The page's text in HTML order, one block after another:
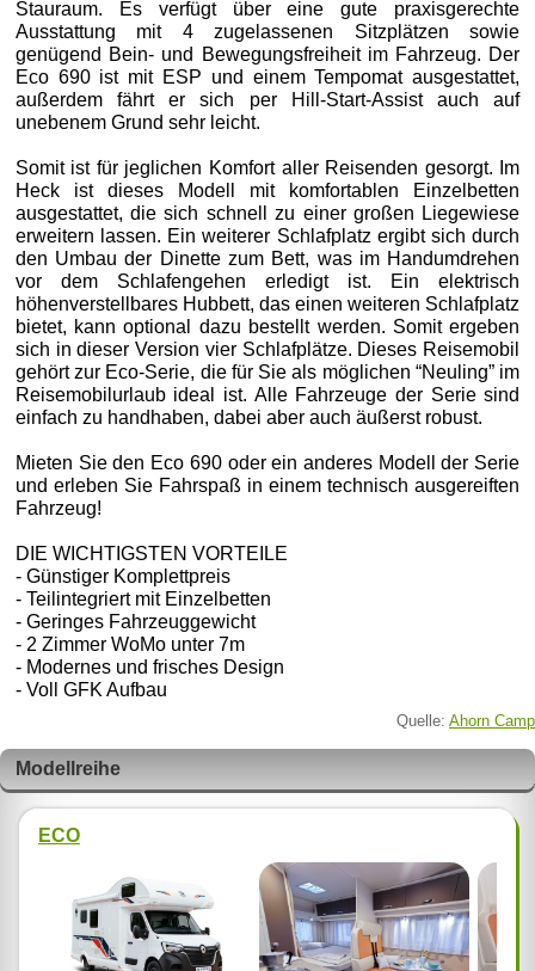
Stauraum. Es verfügt über eine gute praxisgerechte
Ausstattung mit 4 zugelassenen Sitzplätzen sowie
genügend Bein- und Bewegungsfreiheit im Fahrzeug. Der
Eco 690 ist mit ESP und einem Tempomat ausgestattet,
außerdem fährt er sich per Hill-Start-Assist auch auf
unebenem Grund sehr leicht.
Somit ist für jeglichen Komfort aller Reisenden gesorgt. Im
Heck ist dieses Modell mit komfortablen Einzelbetten
ausgestattet, die sich schnell zu einer großen Liegewiese
erweitern lassen. Ein weiterer Schlafplatz ergibt sich durch
den Umbau der Dinette zum Bett, was im Handumdrehen
vor dem Schlafengehen erledigt ist. Ein elektrisch
höhenverstellbares Hubbett, das einen weiteren Schlafplatz
bietet, kann optional dazu bestellt werden. Somit ergeben
sich in dieser Version vier Schlafplätze. Dieses Reisemobil
gehört zur Eco-Serie, die für Sie als möglichen “Neuling” im
Reisemobilurlaub ideal ist. Alle Fahrzeuge der Serie sind
einfach zu handhaben, dabei aber auch äußerst robust.
Mieten Sie den Eco 690 oder ein anderes Modell der Serie
und erleben Sie Fahrspaß in einem technisch ausgereiften
Fahrzeug!
DIE WICHTIGSTEN VORTEILE
- Günstiger Komplettpreis
- Teilintegriert mit Einzelbetten
- Geringes Fahrzeuggewicht
- 2 Zimmer WoMo unter 7m
- Modernes und frisches Design
- Voll GFK Aufbau
Quelle: Ahorn Camp
Modellreihe
ECO